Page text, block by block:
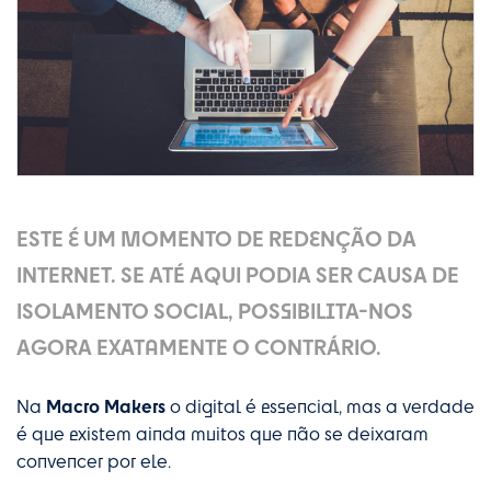
ESTE É UM MOMENTO DE REDENÇÃO DA
INTERNET. SE ATÉ AQUI PODIA SER CAUSA DE
ISOLAMENTO SOCIAL, POSSIBILITA-NOS
AGORA EXATAMENTE O CONTRÁRIO.
Na Macro Makerso digital é essencial, mas a verdade
é que existem ainda muitos que não se deixaram
convencer por ele.